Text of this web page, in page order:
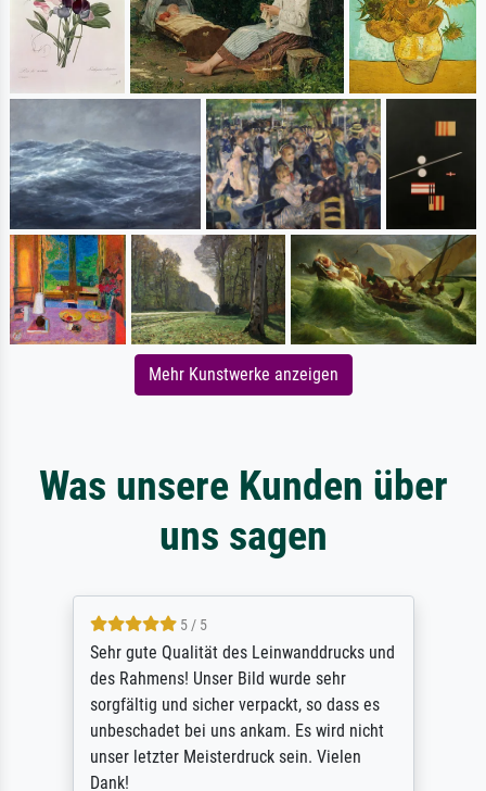
Mehr Kunstwerke anzeigen
Was unsere Kunden über
uns sagen
5 / 5
Sehr gute Qualität des Leinwanddrucks und
des Rahmens! Unser Bild wurde sehr
sorgfältig und sicher verpackt, so dass es
unbeschadet bei uns ankam. Es wird nicht
unser letzter Meisterdruck sein. Vielen
Dank!